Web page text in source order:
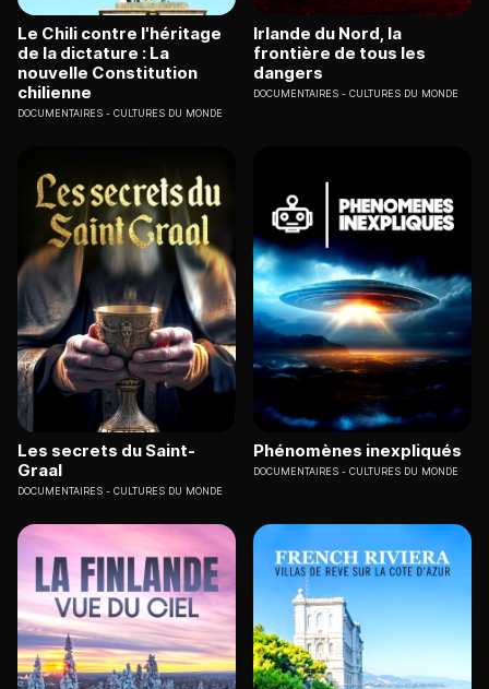
Le Chili contre l'héritage
de la dictature : La
nouvelle Constitution
chilienne
DOCUMENTAIRES CULTURES DU MONDE
Irlande du Nord, la
frontière de tous les
dangers
DOCUMENTAIRES CULTURES DU MONDE
Les secrets du Saint-
Graal
DOCUMENTAIRES CULTURES DU MONDE
Phénomènes inexpliqués
DOCUMENTAIRES CULTURES DU MONDE